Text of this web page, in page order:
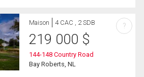
Maison 4 CAC , 2 SDB
219 000 $
144-148 Country Road
Bay Roberts, NL
?